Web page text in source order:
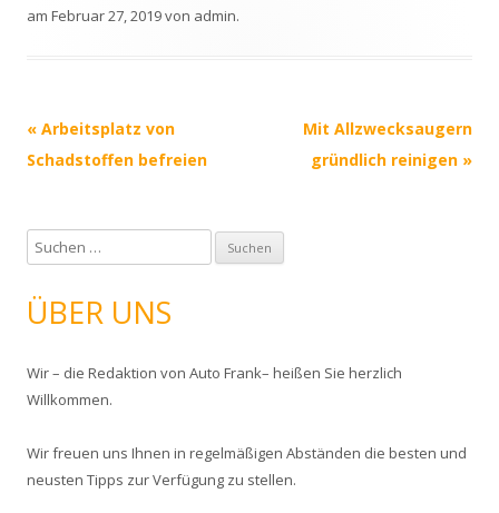
am Februar 27, 2019von admin.
Beitrags-
Navigation
« Arbeitsplatz von
Schadstoffen befreien
Mit Allzwecksaugern
gründlich reinigen »
u
h
n
n
c
h
ÜBER UNS
Wir – die Redaktion von Auto Frank– heißen Sie herzlich
Willkommen.
Wir freuen uns Ihnen in regelmäßigen Abständen die besten und
neusten Tipps zur Verfügung zu stellen.